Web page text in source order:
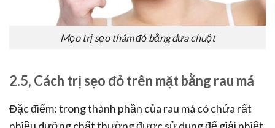
Mẹo trị sẹo thâm đỏ bằng dưa chuột
2.5, Cách trị sẹo đỏ trên mặt bằng rau má
Đặc điểm: trong thành phần của rau má có chứa rất